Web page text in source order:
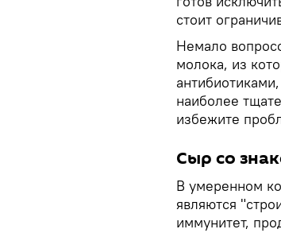
стоит
Немало
молока, из
наиболее
избежите
Сыр со
В умеренном
являются
иммунитет,